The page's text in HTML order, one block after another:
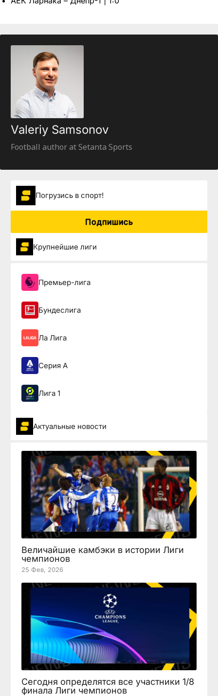
Valeriy Samsonov
Football author at Setanta Sports
Погрузиcь в спорт!
Подпишись
Крупнейшие лиги
Премьер-лига
Бундеслига
Ла Лига
Серия А
Лига 1
Актуальные новости
Величайшие камбэки в истории Лиги
чемпионов
25 Фев, 2026
Сегодня определятся все участники 1/8
финала Лиги чемпионов